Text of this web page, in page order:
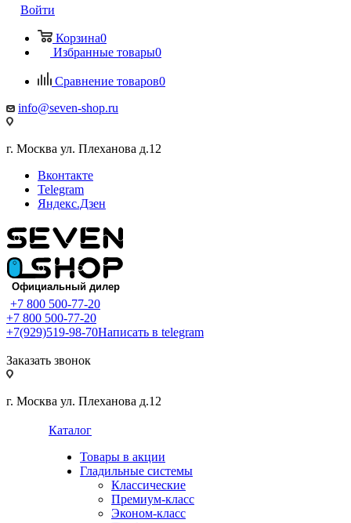
Войти
Корзина0
Избранные товары0
Сравнение товаров0
info@seven-shop.ru
г. Москва ул. Плеханова д.12
Вконтакте
Telegram
Яндекс.Дзен
+7 800 500-77-20
+7 800 500-77-20
+7(929)519-98-70Написать в telegram
Заказать звонок
г. Москва ул. Плеханова д.12
Каталог
Товары в акции
Гладильные системы
Классические
Премиум-класс
Эконом-класс